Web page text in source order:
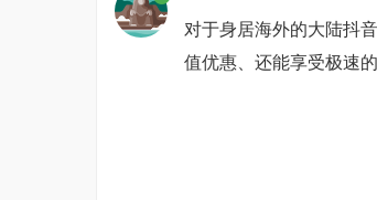
对于身居海外的大陆抖
值优惠、还能享受极速